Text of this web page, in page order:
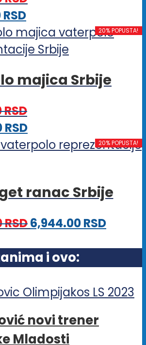
Opcije
biti
izabrane
na
stranici
RSDOvaj
proizvod
ima
varijanti.
mogu
biti
izabrane
stranici
proizvoda.
20% POPUSTA!
majica Srbije
RSD
RSDOvaj
proizvod
varijanti.
mogu
biti
izabrane
stranici
proizvoda.
20% POPUSTA!
ranac Srbije
RSD6,944.00RSD
i ovo:
novi trener
Mladosti